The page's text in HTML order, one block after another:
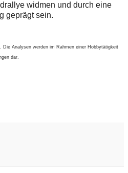
widmen und durch eine
geprägt sein.
Die Analysen werden im Rahmen einer Hobbytätigkeit
dar.